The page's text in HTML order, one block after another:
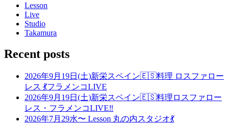
Lesson
Live
Studio
Takamura
Recent posts
2026年9月19日(土)新栄スペイン🇪🇸料理 ロスファロー
レス 💃フラメンコLIVE
2026年9月19日(土)新栄スペイン🇪🇸料理ロスファロー
レス・フラメンコLIVE‼️
2026年7月29水〜 Lesson 丸の内スタジオ💃